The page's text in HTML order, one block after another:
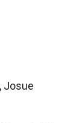
Josue